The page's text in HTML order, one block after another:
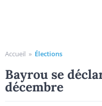
Accueil » Élections
Bayrou se
décembre